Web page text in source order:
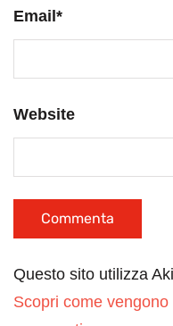
Email *
Website
Questo sito utilizza
Scopri come